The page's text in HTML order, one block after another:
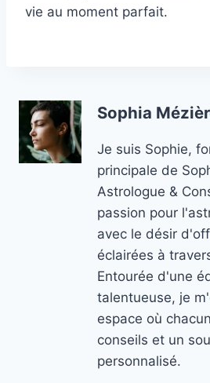
vie au moment parfait.
Sophia
Je suis Sophie,
principale de
Astrologue &
passion pour
avec le désir
éclairées à
Entourée d'une
talentueuse, je
espace où
conseils et un
personnalisé.